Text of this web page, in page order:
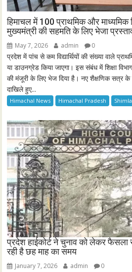
हिमाचल में 100 प्राथमिक और माध्यमिक
मुख्यमंत्री की सहमति के लिए भेजा
May 7, 2026 admin 0
प्रदेश में पांच से कम विद्यार्थियों की संख्या वाले
या डाउनग्रेड किया जाएगा। इस संबंध में शिक्षा
की मंजूरी के लिए भेज दिया है। नए शैक्षणिक सत्र के
दाखिले हुए...
Himachal News Himachal Pradesh Shimla
प्रदेश हाईकोर्ट ने चुनाव को लेकर फैसला
रही है छह माह का समय
January 7, 2026 admin 0